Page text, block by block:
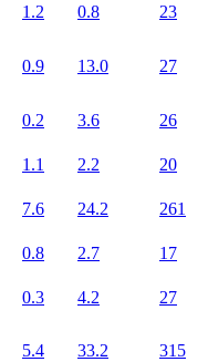
1.2 0.8
23
0.9 13.0 27
0.2 3.6
26
1.1 2.2
20
7.6 24.2
261
0.8 2.7
17
0.3 4.2 27
5.4 33.2 315